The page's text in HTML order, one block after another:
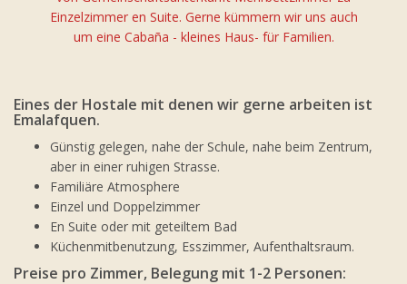
Einzelzimmer en Suite. Gerne kümmern wir uns auch
um eine Cabaña - kleines Haus- für Familien.
Eines der Hostale mit denen wir gerne arbeiten ist
Emalafquen.
Günstig gelegen, nahe der Schule, nahe beim Zentrum,
aber in einer ruhigen Strasse.
Familiäre Atmosphere
Einzel und Doppelzimmer
En Suite oder mit geteiltem Bad
Küchenmitbenutzung, Esszimmer, Aufenthaltsraum.
Preise pro Zimmer, Belegung mit 1-2 Personen: